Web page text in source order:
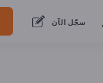
سجّل الآن